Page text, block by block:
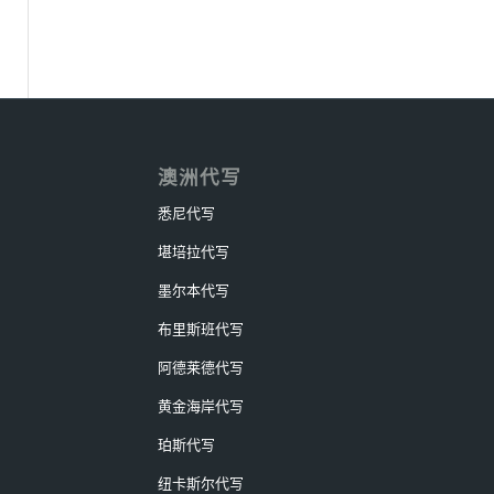
澳洲代写
悉尼代写
堪培拉代写
墨尔本代写
布里斯班代写
阿德莱德代写
黄金海岸代写
珀斯代写
纽卡斯尔代写